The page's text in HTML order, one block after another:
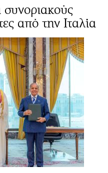
συνοριακούς
από την Ιταλία